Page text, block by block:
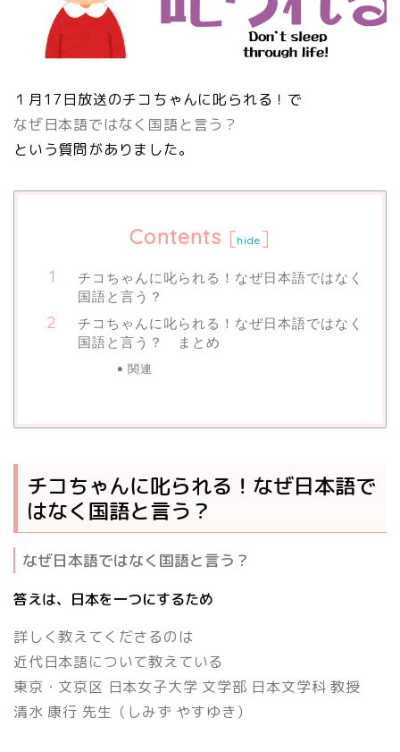
１月17日放送のチコちゃんに叱られる！で
なぜ日本語ではなく国語と言う？
という質問がありました。
Contents [hide ]
チコちゃんに叱られる！なぜ日本語ではなく
国語と言う？
チコちゃんに叱られる！なぜ日本語ではなく
国語と言う？ まとめ
関連
チコちゃんに叱られる！なぜ日本語で
はなく国語と言う？
なぜ日本語ではなく国語と言う？
答えは、日本を一つにするため
詳しく教えてくださるのは
近代日本語について教えている
東京・文京区 日本女子大学 文学部 日本文学科 教授
清水 康行 先生（しみず やすゆき）